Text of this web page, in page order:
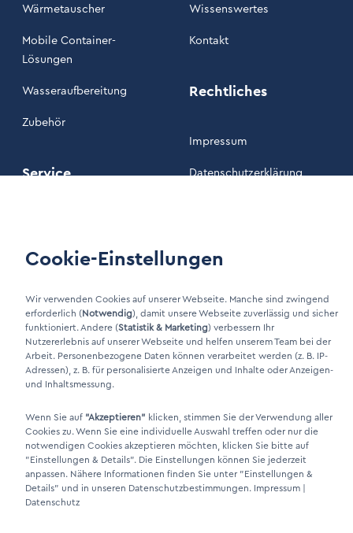
Wärmetauscher
Mobile Container-
Lösungen
Wasseraufbereitung
Zubehör
Service
Kundenportal
Wissenswertes
Kontakt
Rechtliches
Impressum
Datenschutzerklärung
LinkIn Link
Xing Link
DINO Dampferzeuger GmbH - Elektrische Dampferzeuger "Made in
Germany" 2026
Cookie-Einstellungen
Wir verwenden Cookies auf unserer Webseite. Manche sind zwingend
erforderlich (Notwendig), damit unsere Webseite zuverlässig und sicher
funktioniert. Andere (Statistik & Marketing) verbessern Ihr
Nutzererlebnis auf unserer Webseite und helfen unserem Team bei der
Arbeit. Personenbezogene Daten können verarbeitet werden (z. B. IP-
Adressen), z. B. für personalisierte Anzeigen und Inhalte oder Anzeigen-
und Inhaltsmessung.
Wenn Sie auf "Akzeptieren" klicken, stimmen Sie der Verwendung aller
Cookies zu. Wenn Sie eine individuelle Auswahl treffen oder nur die
notwendigen Cookies akzeptieren möchten, klicken Sie bitte auf
"Einstellungen & Details". Die Einstellungen können Sie jederzeit
anpassen. Nähere Informationen finden Sie unter "Einstellungen &
Details" und in unseren Datenschutzbestimmungen. Impressum |
Datenschutz